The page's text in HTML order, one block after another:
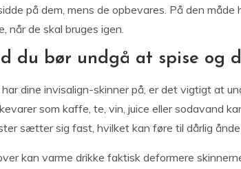
på dem, mens de opbevares. På den
når de skal bruges igen.
du bør undgå at spise og
har dine invisalign-skinner på, er det vigtigt at
som kaffe, te, vin, juice eller sodavand
sætter sig fast, hvilket kan føre til dårlig
kan varme drikke faktisk deformere